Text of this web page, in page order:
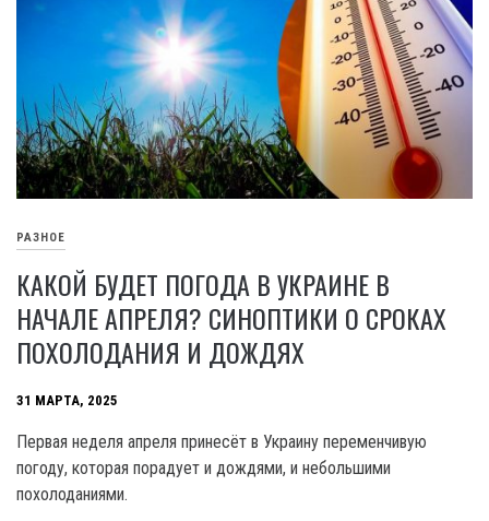
РАЗНОЕ
КАКОЙ БУДЕТ ПОГОДА В УКРАИНЕ В
НАЧАЛЕ АПРЕЛЯ? СИНОПТИКИ О СРОКАХ
ПОХОЛОДАНИЯ И ДОЖДЯХ
31 МАРТА, 2025
Первая неделя апреля принесёт в Украину переменчивую
погоду, которая порадует и дождями, и небольшими
похолоданиями.